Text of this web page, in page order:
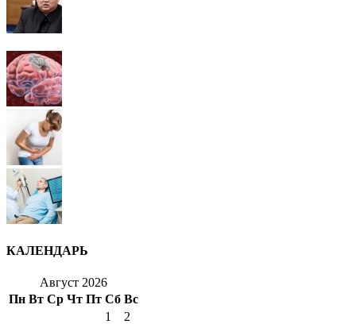
КАЛЕНДАРЬ
Август 2026
Пн Вт Ср Чт Пт Сб Вс
1
2